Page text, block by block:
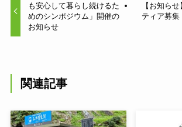
も安心して暮らし続けるた
めのシンポジウム」開催の
お知らせ
【お知ら
ティア募集
関連記事